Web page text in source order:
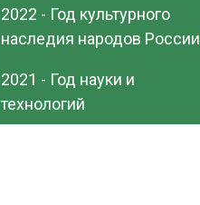
2022 - Год культурного
наследия народов России
2021 - Год науки и
технологий